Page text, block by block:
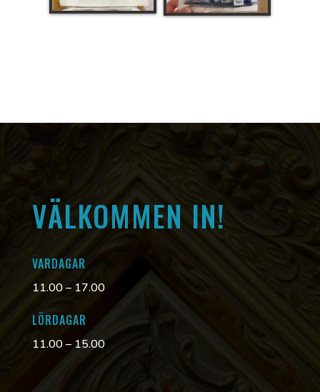
VÄLKOMMEN IN!
VARDAGAR
11.00 – 17.00
LÖRDAGAR
11.00 – 15.00